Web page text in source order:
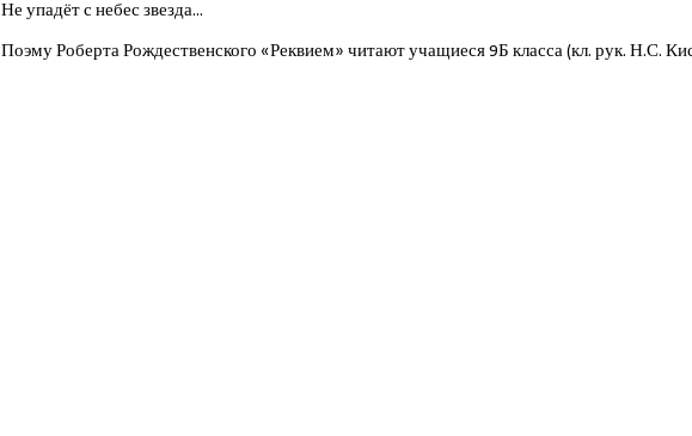
Не упадёт с небес звезда...
Поэму Роберта Рождественского «Реквием» читают учащиеся 9Б класса (кл. рук. Н.С.